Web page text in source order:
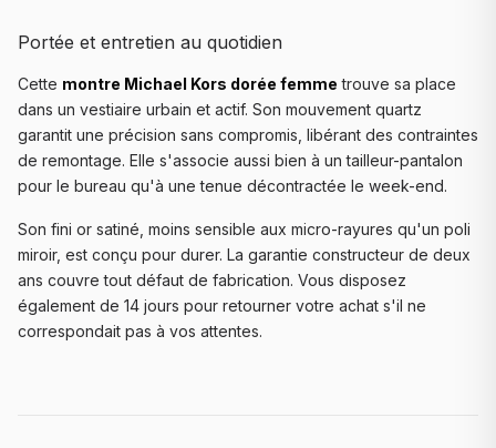
Portée et entretien au quotidien
Cette montre Michael Kors dorée femme trouve sa place
dans un vestiaire urbain et actif. Son mouvement quartz
garantit une précision sans compromis, libérant des contraintes
de remontage. Elle s'associe aussi bien à un tailleur-pantalon
pour le bureau qu'à une tenue décontractée le week-end.
Son fini or satiné, moins sensible aux micro-rayures qu'un poli
miroir, est conçu pour durer. La garantie constructeur de deux
ans couvre tout défaut de fabrication. Vous disposez
également de 14 jours pour retourner votre achat s'il ne
correspondait pas à vos attentes.